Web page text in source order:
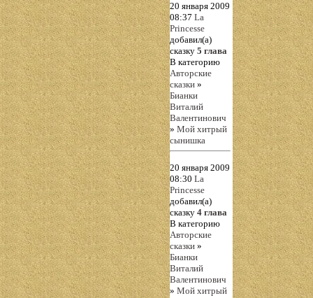
20 января 2009
08:37 La
Princesse
добавил(а)
сказку 5 глава
В категорию
Авторские
сказки »
Бианки
Виталий
Валентинович
» Мой хитрый
сынишка
20 января 2009
08:30 La
Princesse
добавил(а)
сказку 4 глава
В категорию
Авторские
сказки »
Бианки
Виталий
Валентинович
» Мой хитрый